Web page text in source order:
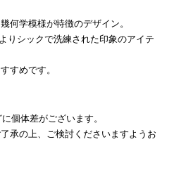
何学模様が特徴のデザイン。
りシックで洗練された印象のアイテ
すめです。
個体差がございます。
承の上、ご検討くださいますようお